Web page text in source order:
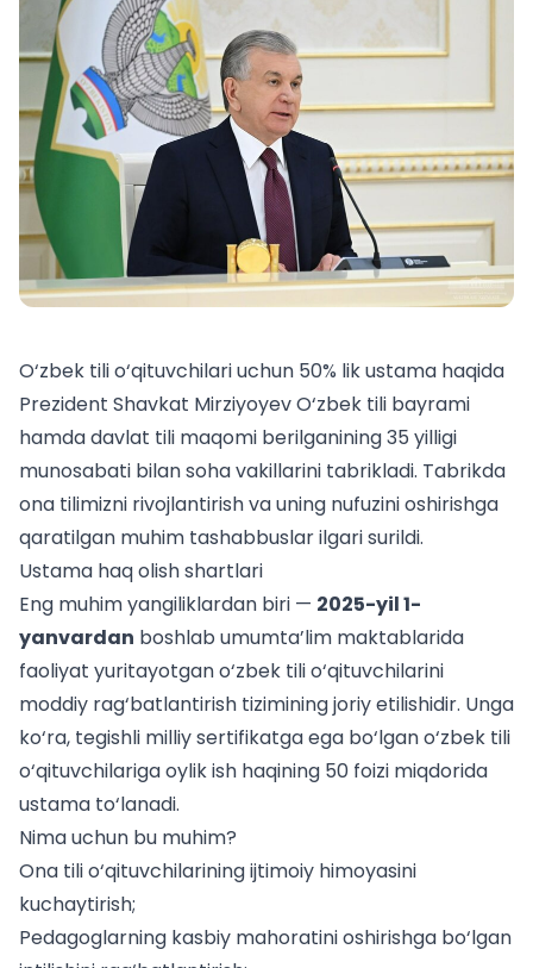
O‘zbek tili o‘qituvchilari uchun 50% lik ustama haqida
Prezident Shavkat Mirziyoyev O‘zbek tili bayrami
hamda davlat tili maqomi berilganining 35 yilligi
munosabati bilan soha vakillarini tabrikladi. Tabrikda
ona tilimizni rivojlantirish va uning nufuzini oshirishga
qaratilgan muhim tashabbuslar ilgari surildi.
Ustama haq olish shartlari
Eng muhim yangiliklardan biri — 2025-yil 1-
yanvardan boshlab umumta’lim maktablarida
faoliyat yuritayotgan o‘zbek tili o‘qituvchilarini
moddiy rag‘batlantirish tizimining joriy etilishidir. Unga
ko‘ra, tegishli milliy sertifikatga ega bo‘lgan o‘zbek tili
o‘qituvchilarigaoylik ish haqining 50 foizi miqdorida
ustama to‘lanadi.
Nima uchun bu muhim?
Ona tili o‘qituvchilarining ijtimoiy himoyasini
kuchaytirish;
Pedagoglarning kasbiy mahoratini oshirishga bo‘lgan